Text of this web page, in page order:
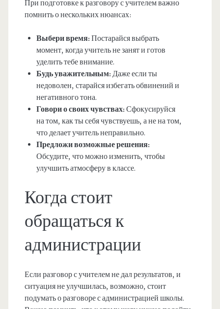
При подготовке к разговору с учителем важно
помнить о нескольких нюансах:
Выбери время: Постарайся выбрать
момент, когда учитель не занят и готов
уделить тебе внимание.
Будь уважительным: Даже если ты
недоволен, старайся избегать обвинений и
негативного тона.
Говори о своих чувствах: Сфокусируйся
на том, как ты себя чувствуешь, а не на том,
что делает учитель неправильно.
Предложи возможные решения:
Обсудите, что можно изменить, чтобы
улучшить атмосферу в классе.
Когда стоит
обращаться к
администрации
Если разговор с учителем не дал результатов, и
ситуация не улучшилась, возможно, стоит
подумать о разговоре с администрацией школы.